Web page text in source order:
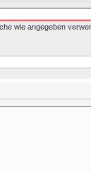
wie angegeben